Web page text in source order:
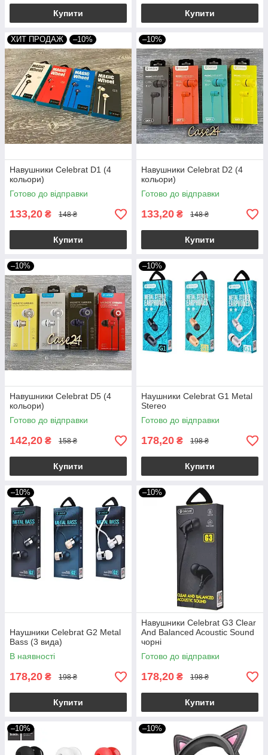
Купити Купити
ХИТ ПРОДАЖ –10%
Навушники Celebrat D1 (4
кольори)
Готово до відправки
133,20 ₴ 148 ₴
Купити
–10%
Навушники Celebrat D2 (4
кольори)
Готово до відправки
133,20 ₴ 148 ₴
Купити
–10%
Навушники Celebrat D5 (4
кольори)
Готово до відправки
142,20 ₴ 158 ₴
Купити
–10%
Наушники Celebrat G1 Metal
Stereo
Готово до відправки
178,20 ₴ 198 ₴
Купити
–10%
Наушники Celebrat G2 Metal
Bass (3 вида)
В наявності
178,20 ₴ 198 ₴
Купити
–10%
Навушники Celebrat G3 Clear
And Balanced Acoustic Sound
чорні
Готово до відправки
178,20 ₴ 198 ₴
Купити
–10% –10%